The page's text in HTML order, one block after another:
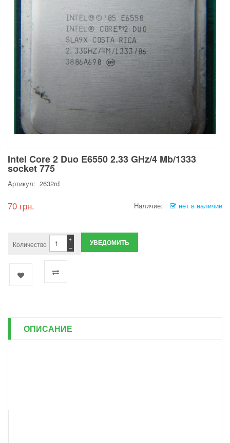
Intel Core 2 Duo E6550 2.33 GHz/4 Mb/1333
socket 775
Артикул: 2632rd
70 грн. Наличие: нет в наличии
Количество −
+ УВЕДОМИТЬ
ОПИСАНИЕ